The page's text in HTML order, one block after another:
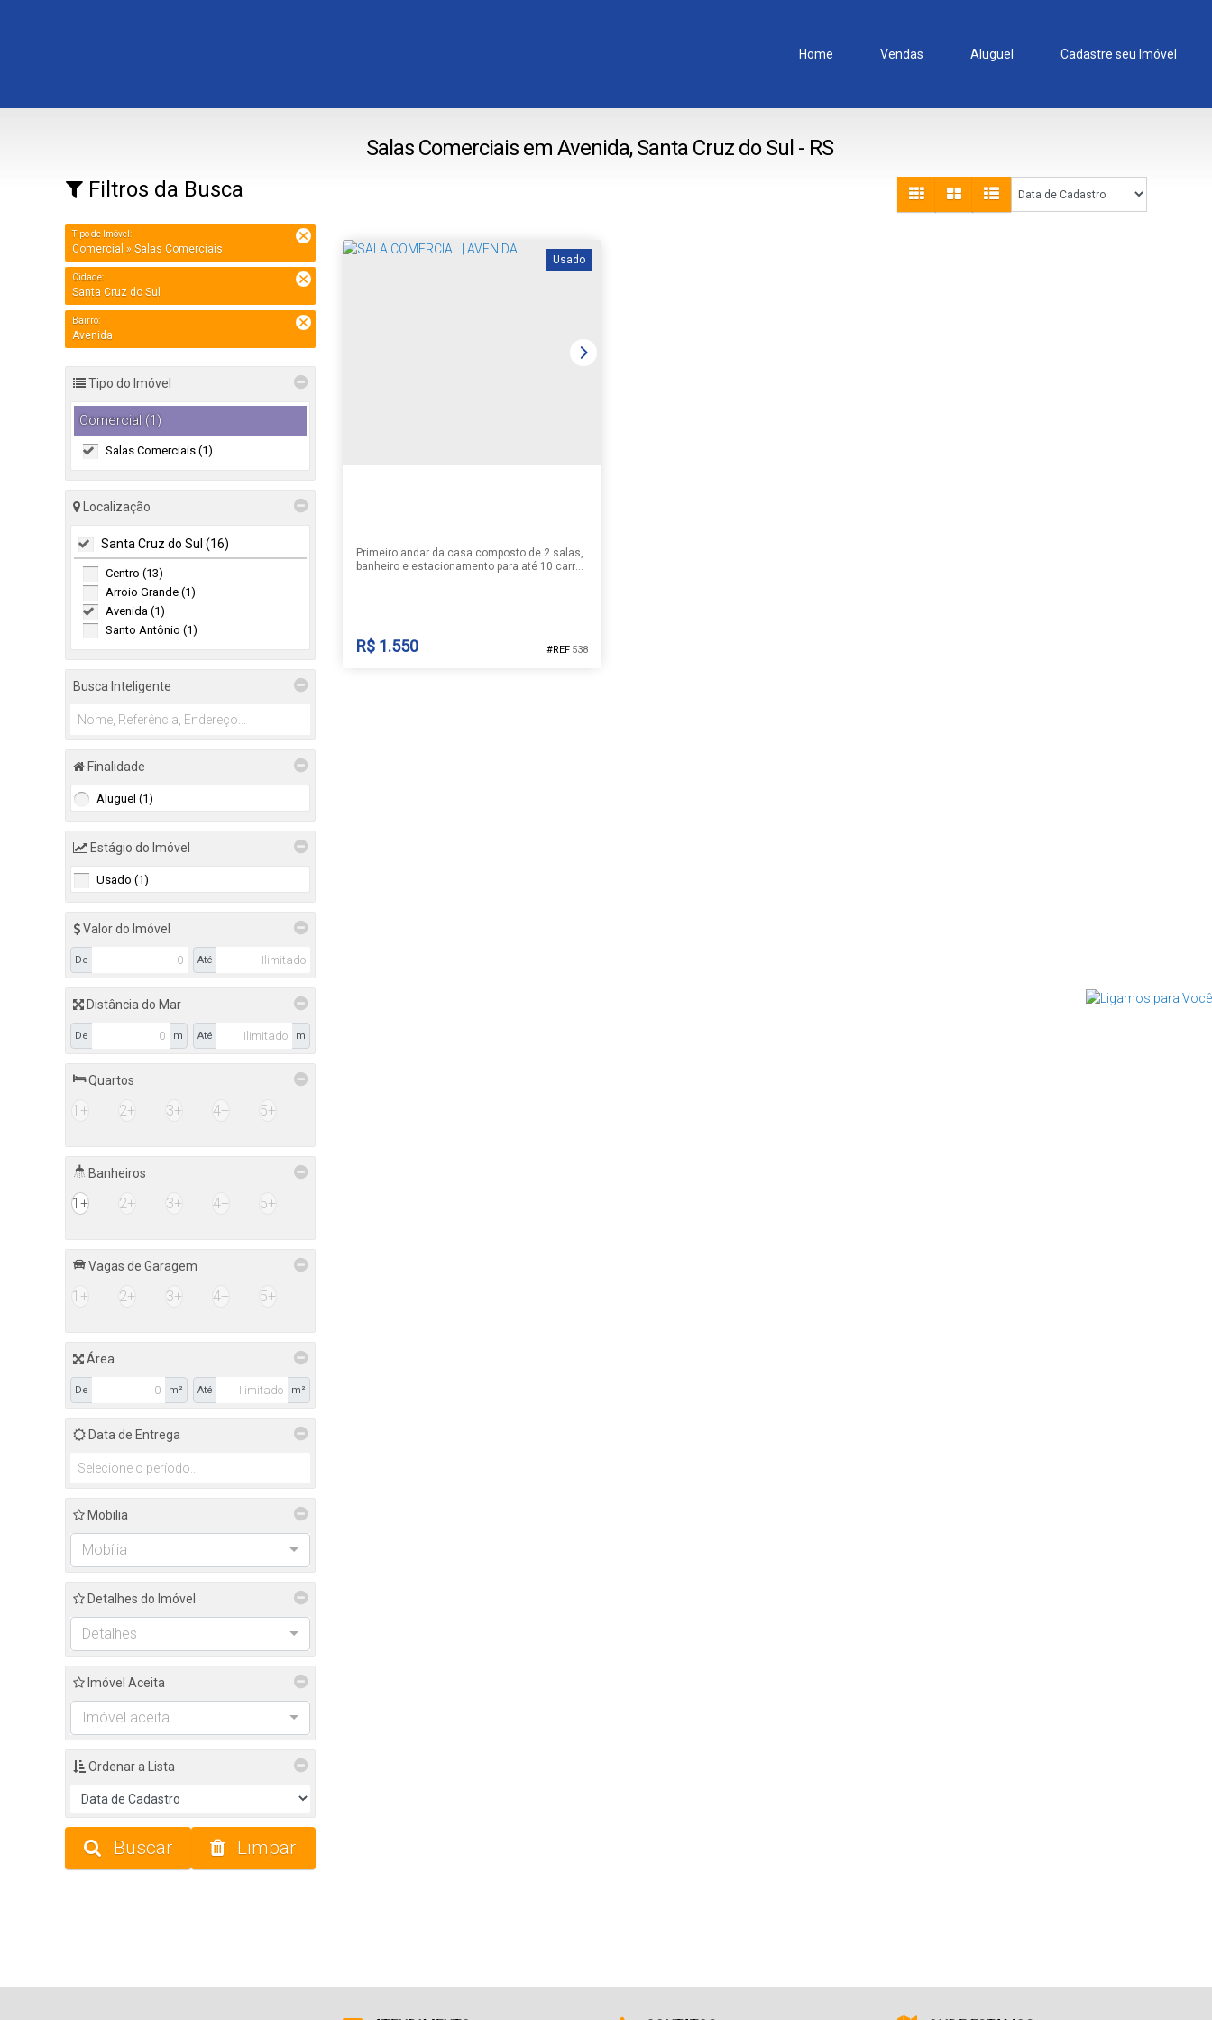
Cadastre seu Imóvel
Aluguel
Vendas
Home
Salas Comerciais em Avenida, Santa Cruz do Sul - RS
Filtros da Busca
Tipo de Imóvel:
Comercial » Salas Comerciais
Cidade:
Santa Cruz do Sul
Bairro:
Avenida
Tipo do Imóvel
Comercial (1)
Salas Comerciais (1)
Localização
Santa Cruz do Sul (16)
Centro (13)
Arroio Grande (1)
Avenida (1)
Santo Antônio (1)
Busca Inteligente
Finalidade
Aluguel (1)
Estágio do Imóvel
Usado (1)
Valor do Imóvel
De Até
Distância do Mar
De m Até m
Quartos
1+ 2+ 3+ 4+ 5+
Banheiros
1+ 2+ 3+ 4+ 5+
Vagas de Garagem
1+ 2+ 3+ 4+ 5+
Área
De m² Até m²
Data de Entrega
Mobilia
Mobília
Detalhes do Imóvel
Detalhes
Imóvel Aceita
Imóvel aceita
Ordenar a Lista
Buscar Limpar
Usado
R$1.550 538
Primeiro andar da casa composto de 2 salas,
banheiro e estacionamento para até 10 carros